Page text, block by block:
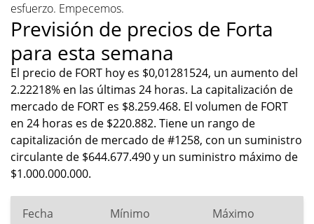
esfuerzo. Empecemos.
Previsión de precios de Forta
para esta semana
El precio de FORT hoy es $0,01281524, un aumento del
2.22218% en las últimas 24 horas. La capitalización de
mercado de FORT es $8.259.468. El volumen de FORT
en 24 horas es de $220.882. Tiene un rango de
capitalización de mercado de #1258, con un suministro
circulante de $644.677.490 y un suministro máximo de
$1.000.000.000.
Fecha Mínimo Máximo